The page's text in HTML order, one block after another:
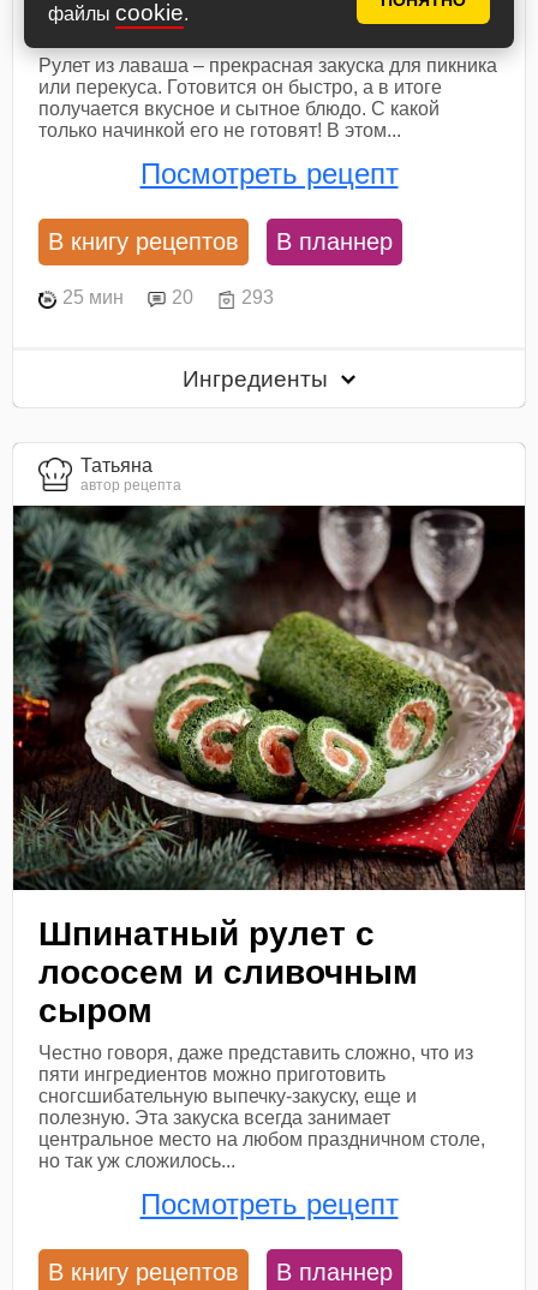
файлы cookie.
консервированной рыбой
Рулет из лаваша – прекрасная закуска для пикника
или перекуса. Готовится он быстро, а в итоге
получается вкусное и сытное блюдо. С какой
только начинкой его не готовят! В этом...
Посмотреть рецепт
В книгу рецептов В планнер
25 мин 20 293
Ингредиенты
Татьяна
автор рецепта
Шпинатный рулет с
лососем и сливочным
сыром
Честно говоря, даже представить сложно, что из
пяти ингредиентов можно приготовить
сногсшибательную выпечку-закуску, еще и
полезную. Эта закуска всегда занимает
центральное место на любом праздничном столе,
но так уж сложилось...
Посмотреть рецепт
В книгу рецептов В планнер